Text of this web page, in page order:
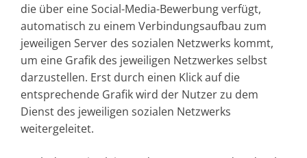
die über eine Social-Media-Bewerbung verfügt,
automatisch zu einem Verbindungsaufbau zum
jeweiligen Server des sozialen Netzwerks kommt,
um eine Grafik des jeweiligen Netzwerkes selbst
darzustellen. Erst durch einen Klick auf die
entsprechende Grafik wird der Nutzer zu dem
Dienst des jeweiligen sozialen Netzwerks
weitergeleitet.